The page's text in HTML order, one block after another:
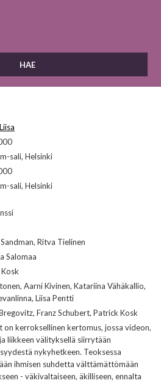
sali, Helsinki
sali, Helsinki
Ritva Tielinen
Salomaa
Aarni Kivinen, Katariina Vähäkallio,
Liisa Pentti
Franz Schubert, Patrick Kosk
on kerroksellinen kertomus, jossa videon,
liikkeen välityksellä siirrytään
nykyhetkeen. Teoksessa
ihmisen suhdetta välttämättömään
- väkivaltaiseen, äkilliseen, ennalta